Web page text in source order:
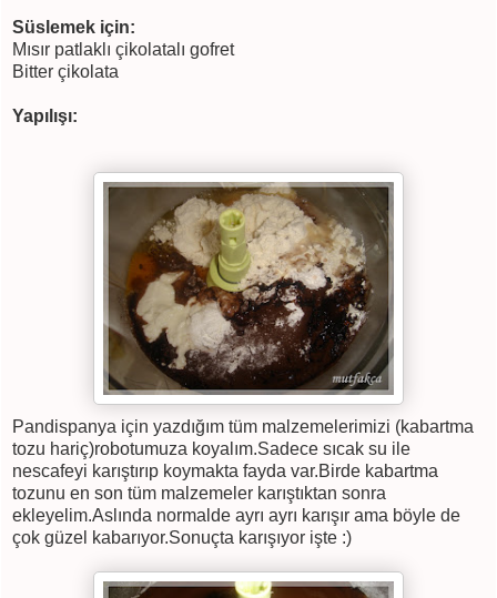
Süslemek için:
Mısır patlaklı çikolatalı gofret
Bitter çikolata
Yapılışı:
Pandispanya için yazdığım tüm malzemelerimizi (kabartma
tozu hariç)robotumuza koyalım.Sadece sıcak su ile
nescafeyi karıştırıp koymakta fayda var.Birde kabartma
tozunu en son tüm malzemeler karıştıktan sonra
ekleyelim.Aslında normalde ayrı ayrı karışır ama böyle de
çok güzel kabarıyor.Sonuçta karışıyor işte :)